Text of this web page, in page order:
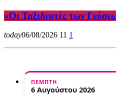
«Οι Ταξιδευτές των
today06/08/2026 11 1
ΠΈΜΠΤΗ
6 Αυγούστου 2026